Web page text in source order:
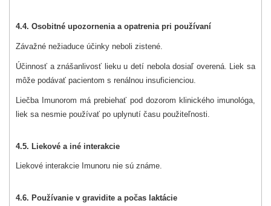
4.4. Osobitné upozornenia a opatrenia pri používaní
Závažné nežiaduce účinky neboli zistené.
Účinnosť a znášanlivosť lieku u detí nebola dosiaľ overená. Liek sa
môže podávať pacientom s renálnou insuficienciou.
Liečba Imunorom má prebiehať pod dozorom klinického imunológa,
liek sa nesmie používať po uplynutí času použiteľnosti.
4.5. Liekové a iné interakcie
Liekové interakcie Imunoru nie sú známe.
4.6. Používanie v gravidite a počas laktácie